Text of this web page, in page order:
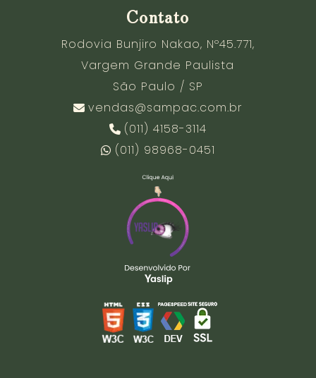
Contato
Rodovia Bunjiro Nakao, Nº45.771,
Vargem Grande Paulista
São Paulo / SP
vendas@sampac.com.br
(011) 4158-3114
(011) 98968-0451